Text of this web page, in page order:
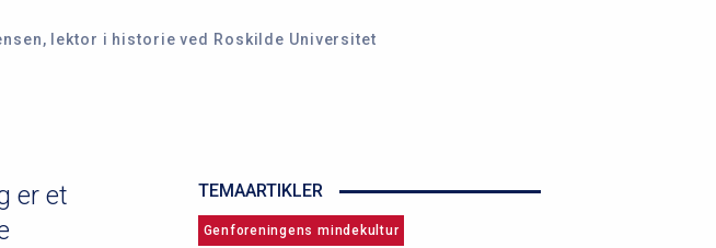
lektor i historie ved Roskilde Universitet
er et
TEMAARTIKLER
Genforeningens mindekultur